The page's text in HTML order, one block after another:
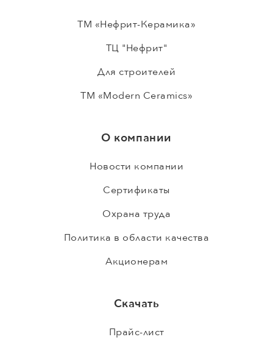
ТМ «Нефрит-Керамика»
ТЦ "Нефрит"
Для строителей
ТМ «Modern Ceramics»
О компании
Новости компании
Сертификаты
Охрана труда
Политика в области качества
Акционерам
Скачать
Прайс-лист